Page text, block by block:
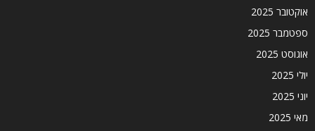
אוקטובר 2025
ספטמבר 2025
אוגוסט 2025
יולי 2025
יוני 2025
מאי 2025